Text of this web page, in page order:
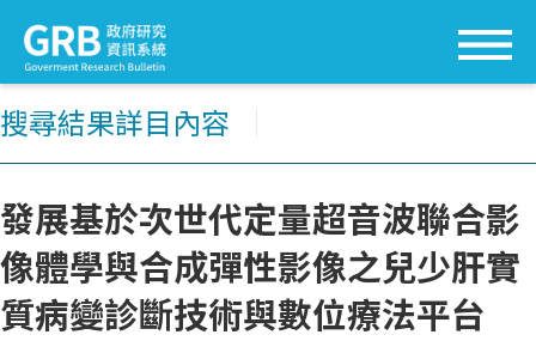
搜尋結果詳目內容
發展基於次世代定量超音波聯合影
像體學與合成彈性影像之兒少肝實
質病變診斷技術與數位療法平台